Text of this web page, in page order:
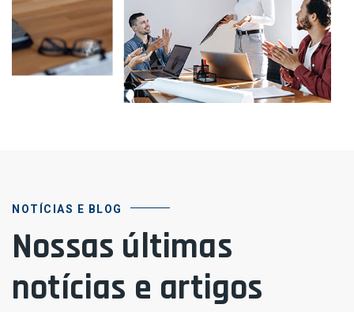
NOTÍCIAS E BLOG
Nossas últimas
notícias e artigos